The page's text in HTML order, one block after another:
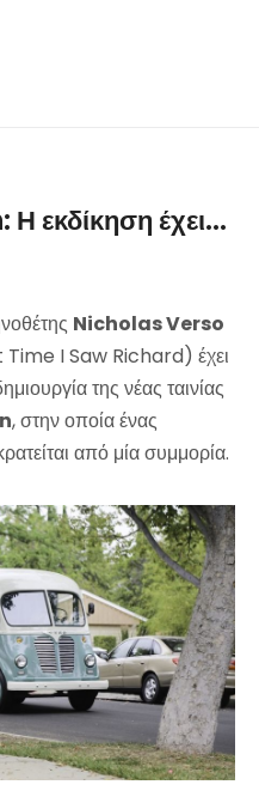
εκδίκηση έχει...
Nicholas Verso
I Saw Richard) έχει
της νέας ταινίας
, στην οποία ένας
από μία συμμορία.